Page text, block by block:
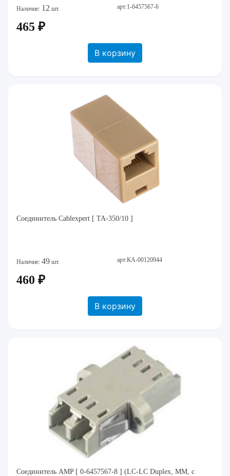
Наличие: 12 шт. арт:1-6457567-6
465 ₽
В корзину
Соединитель Cablexpert [ TA-350/10 ]
Наличие: 49 шт. арт:КА-00120944
460 ₽
В корзину
Соединитель AMP [ 0-6457567-8 ] (LC-LC Duplex, MM, с